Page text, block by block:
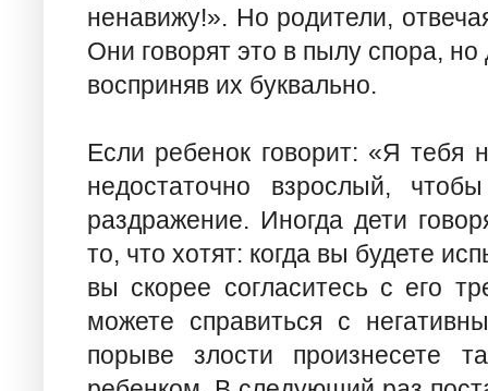
ненавижу!». Но родители,
Они говорят это в пылу спора, но
восприняв их буквально.
Если ребенок говорит: «Я тебя
недостаточно взрослый,
раздражение. Иногда дети
то, что хотят: когда вы будете
вы скорее согласитесь с его
можете справиться с
порыве злости произнесете